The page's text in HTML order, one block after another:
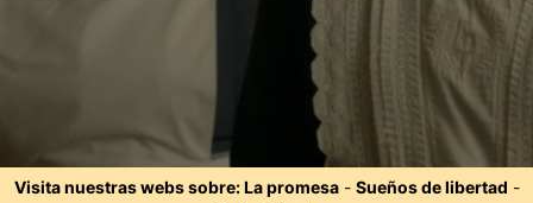
Visita nuestras webs sobre:La promesa- Sueños de libertad -